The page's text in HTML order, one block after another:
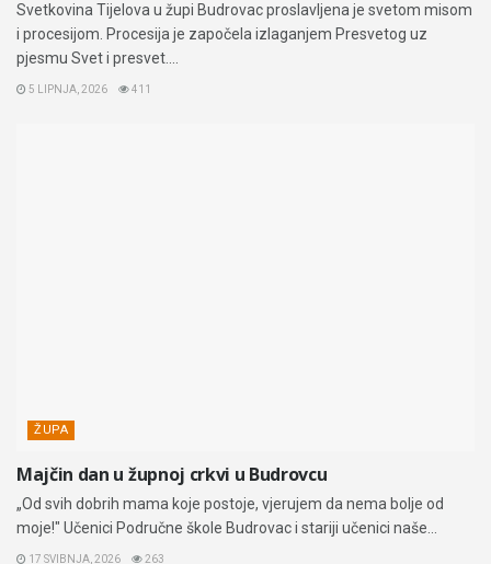
Svetkovina Tijelova u župi Budrovac proslavljena je svetom misom
i procesijom. Procesija je započela izlaganjem Presvetog uz
pjesmu Svet i presvet....
5 LIPNJA, 2026 411
ŽUPA
Majčin dan u župnoj crkvi u Budrovcu
„Od svih dobrih mama koje postoje, vjerujem da nema bolje od
moje!" Učenici Područne škole Budrovac i stariji učenici naše...
17 SVIBNJA, 2026 263